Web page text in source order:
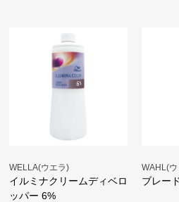
WELLA(ウエラ)
イルミナクリームディベロ
ッパー 6%
WAHL(
ブレー